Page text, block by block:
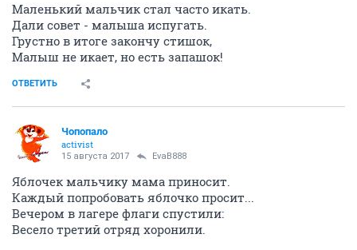
Маленький мальчик стал часто икать.
Дали совет - малыша испугать.
Грустно в итоге закончу стишок,
Малыш не икает, но есть запашок!
ОТВЕТИТЬ
Чопопало
activist
15 августа 2017 EvaB888
Яблочек мальчику мама приносит.
Каждый попробовать яблочко просит...
Вечером в лагере флаги спустили:
Весело третий отряд хоронили.